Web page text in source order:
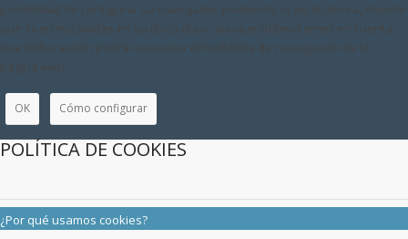
posibilidad de configurar su navegador pudiendo, si así lo desea, impedir
que sean instaladas en su disco duro, aunque deberá tener en cuenta
que dicha acción podrá ocasionar dificultades de navegación de la
página web.
OK Cómo configurar
POLÍTICA DE COOKIES
¿Por qué usamos cookies?